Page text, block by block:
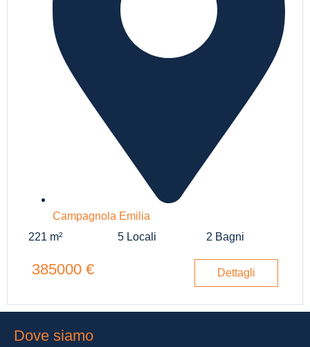
Campagnola Emilia
221 m²
5 Locali 2 Bagni
385000 € Dettagli
Dove siamo